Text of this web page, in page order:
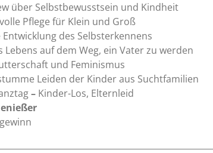
über Selbstbewusstsein und Kindheit
Pflege für Klein und Groß
des Selbsterkennens
Lebens auf dem Weg, ein Vater zu werden
und Feminismus
Leiden der Kinder aus Suchtfamilien
– Kinder-Los, Elternleid